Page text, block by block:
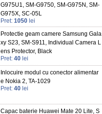
G975U1, SM-G9750, SM-G975N, SM-
G975X, SC-05L
Pret: 1050 lei
Protectie geam camere Samsung Gala
xy S23, SM-S911, Individual Camera L
ens Protector, Black
Pret: 40 lei
Inlocuire modul cu conector alimentar
e Nokia 2, TA-1029
Pret: 40 lei
Capac baterie Huawei Mate 20 Lite, S